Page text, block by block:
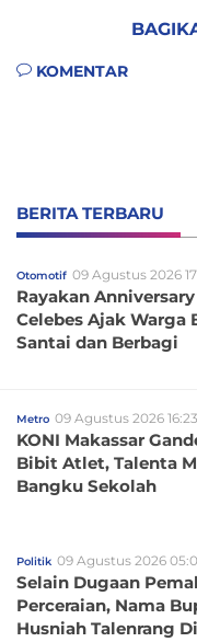
KOMENTAR
BERITA TERBARU
Otomotif 09 Agustus 2026
Rayakan Anniversary
Celebes Ajak Warga
Santai dan Berbagi
Metro 09 Agustus 2026 16:23
KONI Makassar
Bibit Atlet, Talenta
Bangku Sekolah
Politik 09 Agustus 2026
Selain Dugaan
Perceraian, Nama
Husniah Talenrang